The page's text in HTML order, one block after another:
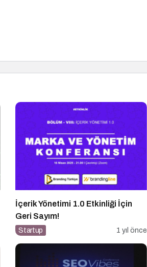
İçerik Yönetimi 1.0 Etkinliği İçin
Geri Sayım!
Startup 1 yıl önce